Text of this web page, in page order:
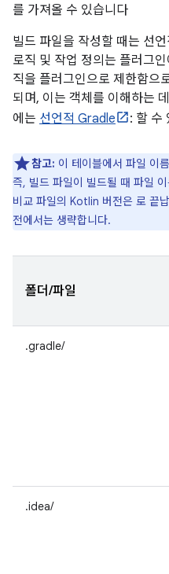
를 가져올 수 있습니다
빌드 파일을 작성할 때는 선
로직 및 작업 정의는 플러그
직을 플러그인으로 제한함으
되며, 이는 객체를 이해하는
에는 선언적 Gradle : 할 수
참고: 이 테이블에서 파일 이
즉, 빌드 파일이 빌드될 때 파일
비교 파일의 Kotlin 버전은 로 끝
전에서는 생략합니다.
폴더/파일
.gradle/
.idea/